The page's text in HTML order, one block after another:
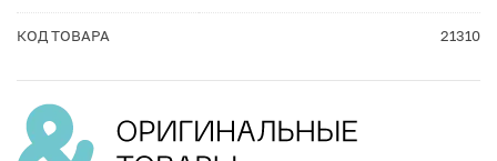
КОД ТОВАРА 21310